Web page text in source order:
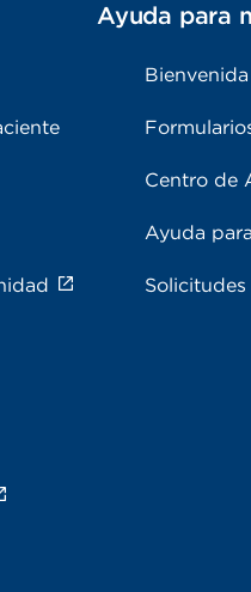
Ayuda para
Centro de
Ayuda